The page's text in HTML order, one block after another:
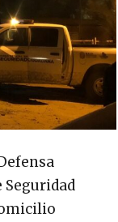
Seguridad